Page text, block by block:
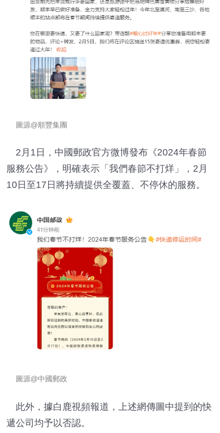
圖源@順豐集團
2月1日，中國郵政官方微博發布《2024年春節
服務公告》，明確表示「我們春節不打烊」，2月
10日至17日將持續提供全覆蓋、不停休的服務。
圖源@中國郵政
此外，據白鹿視頻報道，上述網傳圖中提到的快
遞公司均予以否認。